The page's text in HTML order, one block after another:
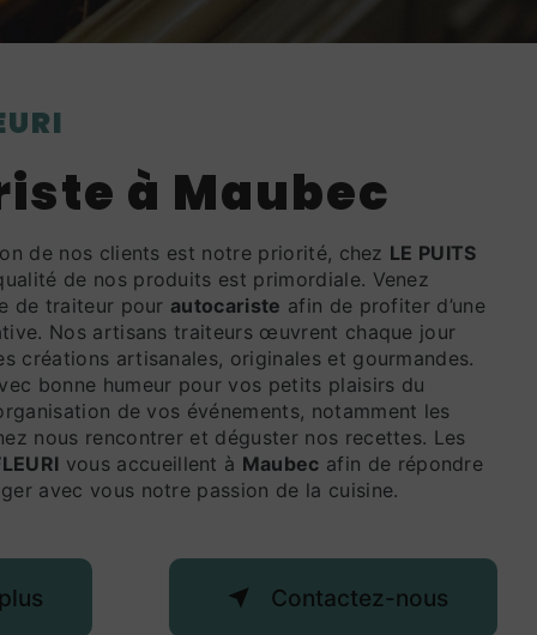
à Maubec
de nos clients est notre priorité, chez LE PUITS
de nos produits est primordiale. Venez
de traiteur pourautocariste afin de profiter d’une
Nos artisans traiteurs œuvrent chaque jour
créations artisanales, originales et gourmandes.
bonne humeur pour vos petits plaisirs du
de vos événements, notamment les
nous rencontrer et déguster nos recettes. Les
vous accueillent à Maubec afin de répondre
avec vous notre passion de la cuisine.
Contactez-nous